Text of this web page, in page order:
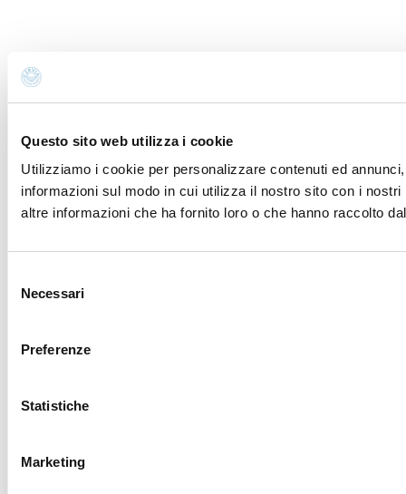
Questo sito web utilizza i cookie
Utilizziamo i cookie per personalizzare contenuti ed
informazioni sul modo in cui utilizza il nostro sito con i
altre informazioni che ha fornito loro o che hanno raccolto
delNecessari
Preferenze
Statistiche
Marketing